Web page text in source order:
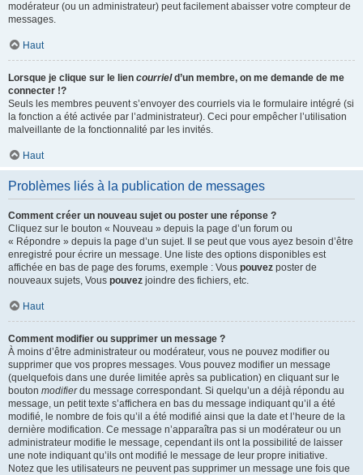
modérateur (ou un administrateur) peut facilement abaisser votre compteur de
messages.
Haut
Lorsque je clique sur le lien courrield’un membre, on me demande de me
connecter !?
Seuls les membres peuvent s’envoyer des courriels via le formulaire intégré (si
la fonction a été activée par l’administrateur). Ceci pour empêcher l’utilisation
malveillante de la fonctionnalité par les invités.
Haut
Problèmes liés à la publication de messages
Comment créer un nouveau sujet ou poster une réponse ?
Cliquez sur le bouton « Nouveau » depuis la page d’un forum ou
« Répondre » depuis la page d’un sujet. Il se peut que vous ayez besoin d’être
enregistré pour écrire un message. Une liste des options disponibles est
affichée en bas de page des forums, exemple : Vous pouvez poster de
nouveaux sujets, Vous pouvez joindre des fichiers, etc.
Haut
Comment modifier ou supprimer un message ?
À moins d’être administrateur ou modérateur, vous ne pouvez modifier ou
supprimer que vos propres messages. Vous pouvez modifier un message
(quelquefois dans une durée limitée après sa publication) en cliquant sur le
bouton modifierdu message correspondant. Si quelqu’un a déjà répondu au
message, un petit texte s’affichera en bas du message indiquant qu’il a été
modifié, le nombre de fois qu’il a été modifié ainsi que la date et l’heure de la
dernière modification. Ce message n’apparaîtra pas si un modérateur ou un
administrateur modifie le message, cependant ils ont la possibilité de laisser
une note indiquant qu’ils ont modifié le message de leur propre initiative.
Notez que les utilisateurs ne peuvent pas supprimer un message une fois que